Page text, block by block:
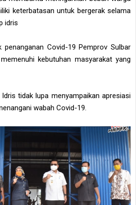
keterbatasan untuk bergerak selama
idris
penanganan Covid-19 Pemprov Sulbar
kebutuhan masyarakat yang
tidak lupa menyampaikan apresiasi
wabah Covid-19.